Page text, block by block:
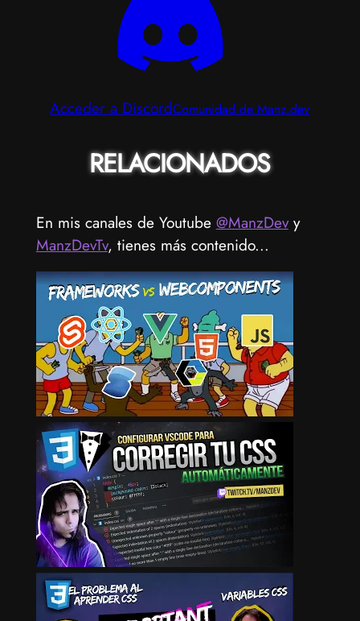
Acceder a DiscordComunidad de Manz.dev
RELACIONADOS
En mis canales de Youtube @ManzDevy
ManzDevTv, tienes más contenido...